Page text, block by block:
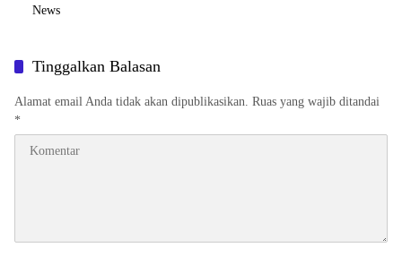
News
Tinggalkan Balasan
Alamat email Anda tidak akan dipublikasikan. Ruas yang wajib ditandai
*